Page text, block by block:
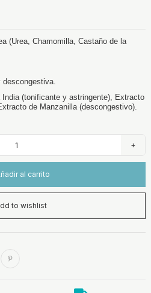
(Urea, Chamomilla, Castaño de la
descongestiva.
(tonificante y astringente), Extracto
de Manzanilla (descongestivo).
+
al carrito
to wishlist